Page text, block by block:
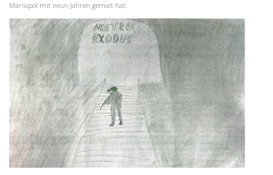
Mariupol mit neun Jahren gemalt hat: